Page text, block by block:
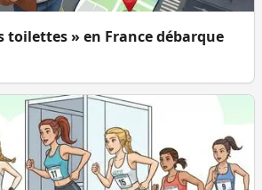
toilettes » en France débarque